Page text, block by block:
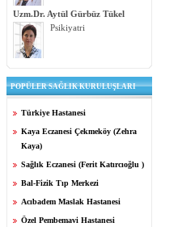
Uzm.Dr. Aytül Gürbüz Tükel
Psikiyatri
POPÜLER SAĞLIK KURULUŞLARI
Türkiye Hastanesi
Kaya Eczanesi Çekmeköy (Zehra
Kaya)
Sağlık Eczanesi (Ferit Katırcıoğlu )
Bal-Fizik Tıp Merkezi
Acıbadem Maslak Hastanesi
Özel Pembemavi Hastanesi